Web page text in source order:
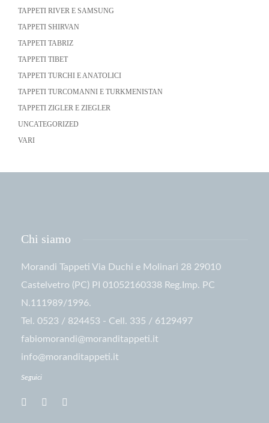
TAPPETI RIVER E SAMSUNG
TAPPETI SHIRVAN
TAPPETI TABRIZ
TAPPETI TIBET
TAPPETI TURCHI E ANATOLICI
TAPPETI TURCOMANNI E TURKMENISTAN
TAPPETI ZIGLER E ZIEGLER
UNCATEGORIZED
VARI
Chi siamo
Morandi Tappeti Via Duchi e Molinari 28 29010
Castelvetro (PC) PI 01052160338 Reg.Imp. PC
N.111989/1996.
Tel. 0523 / 824453 - Cell. 335 / 6129497
fabiomorandi@moranditappeti.it
info@moranditappeti.it
Seguici